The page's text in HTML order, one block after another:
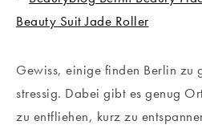
Gewiss, einige finden Berlin zu
stressig. Dabei gibt es genug
zu entfliehen, kurz zu